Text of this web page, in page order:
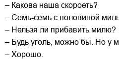
– Какова наша скороеть?
– Семь-семь с половиной миль
– Нельзя ли прибавить милю?
– Будь уголь, можно бы. Но у
– Хорошо.